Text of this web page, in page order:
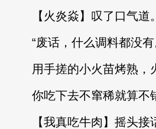
【火炎焱】叹了口气道。
“废话，什么调料都没有
用手搓的小火苗烤熟，火
你吃下去不窜稀就算不
【我真吃牛肉】摇头接